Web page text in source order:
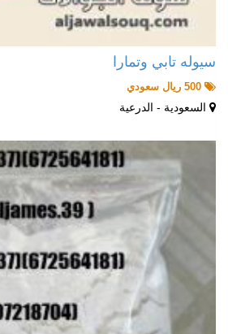
سيوله تابي وتمارا
السعودية - الدرعية